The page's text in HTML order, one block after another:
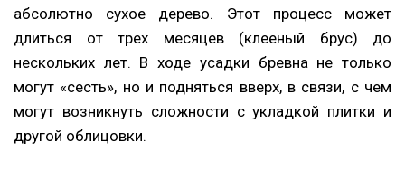
абсолютно сухое дерево. Этот процесс может
длиться от трех месяцев (клееный брус) до
нескольких лет. В ходе усадки бревна не только
могут «сесть», но и подняться вверх, в связи, с чем
могут возникнуть сложности с укладкой плитки и
другой облицовки.